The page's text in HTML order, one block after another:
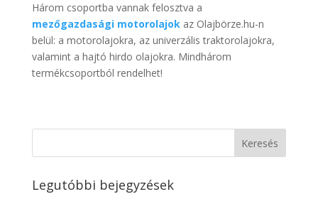
Három csoportba vannak felosztva a
mezőgazdasági motorolajokaz Olajbörze.hu-n
belül: a motorolajokra, az univerzális traktorolajokra,
valamint a hajtó hirdo olajokra. Mindhárom
termékcsoportból rendelhet!
Legutóbbi bejegyzések